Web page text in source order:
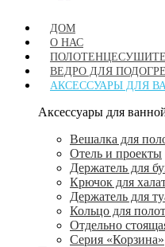
ДОМ
О НАС
ВЕДРО ДЛЯ
АКСЕССУАРЫ ДЛЯ
Аксессуары для
Вешалка для
Отель и проекты
Держатель для
Крючок для
Держатель для
Кольцо для
Отдельно
Серия «Корзина»